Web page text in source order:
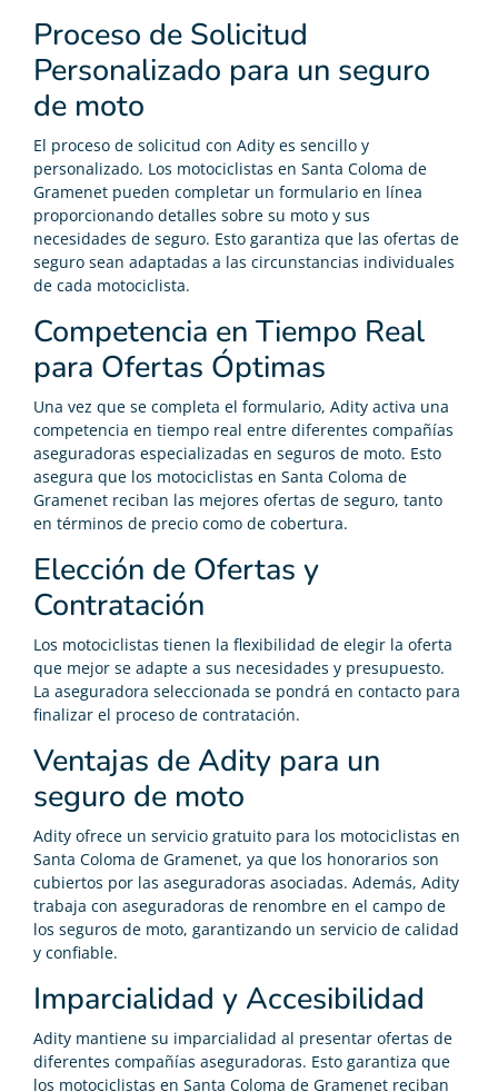
Proceso de Solicitud
Personalizado para un seguro
de moto
El proceso de solicitud con Adity es sencillo y
personalizado. Los motociclistas en Santa Coloma de
Gramenet pueden completar un formulario en línea
proporcionando detalles sobre su moto y sus
necesidades de seguro. Esto garantiza que las ofertas de
seguro sean adaptadas a las circunstancias individuales
de cada motociclista.
Competencia en Tiempo Real
para Ofertas Óptimas
Una vez que se completa el formulario, Adity activa una
competencia en tiempo real entre diferentes compañías
aseguradoras especializadas en seguros de moto. Esto
asegura que los motociclistas en Santa Coloma de
Gramenet reciban las mejores ofertas de seguro, tanto
en términos de precio como de cobertura.
Elección de Ofertas y
Contratación
Los motociclistas tienen la flexibilidad de elegir la oferta
que mejor se adapte a sus necesidades y presupuesto.
La aseguradora seleccionada se pondrá en contacto para
finalizar el proceso de contratación.
Ventajas de Adity para un
seguro de moto
Adity ofrece un servicio gratuito para los motociclistas en
Santa Coloma de Gramenet, ya que los honorarios son
cubiertos por las aseguradoras asociadas. Además, Adity
trabaja con aseguradoras de renombre en el campo de
los seguros de moto, garantizando un servicio de calidad
y confiable.
Imparcialidad y Accesibilidad
Adity mantiene su imparcialidad al presentar ofertas de
diferentes compañías aseguradoras. Esto garantiza que
los motociclistas en Santa Coloma de Gramenet reciban